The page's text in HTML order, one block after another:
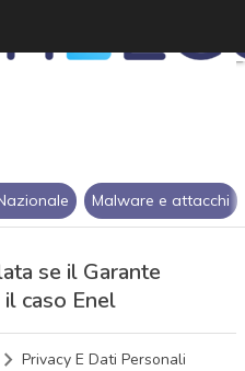
Malware e attacchi
se il Garante
caso Enel
Privacy E Dati Personali